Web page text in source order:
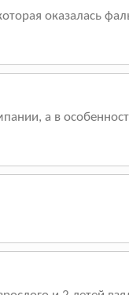
оказалась
а в